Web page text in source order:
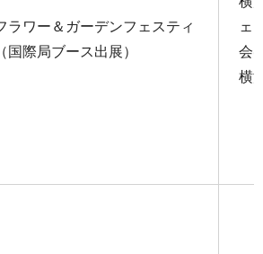
ラワー＆ガーデンフェスティ
国際局ブース出展）
ェ
会
横